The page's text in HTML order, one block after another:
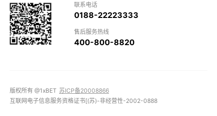
联系电话
0188-22223333
售后服务热线
400-800-8820
版权所有 @1xBET 苏ICP备20008866
互联网电子信息服务资格证书[(苏)-非经营性-2002-0888